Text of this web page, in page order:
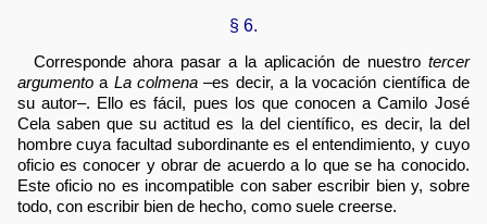
§ 6.
Corresponde ahora pasar a la aplicación de nuestro tercer
argumentoa La colmena–es decir, a la vocación científica de
su autor–. Ello es fácil, pues los que conocen a Camilo José
Cela saben que su actitud es la del científico, es decir, la del
hombre cuya facultad subordinante es el entendimiento, y cuyo
oficio es conocer y obrar de acuerdo a lo que se ha conocido.
Este oficio no es incompatible con saber escribir bien y, sobre
todo, con escribir bien de hecho, como suele creerse.